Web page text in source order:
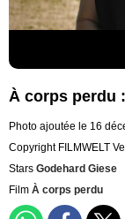
À corps perdu
Photo ajoutée le 16
Copyright FILMWELT
Stars Godehard Giese
Film À corps perdu